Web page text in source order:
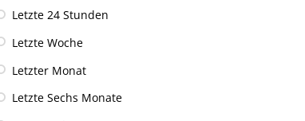
Letzte 24 Stunden
Letzte Woche
Letzter Monat
Letzte Sechs Monate